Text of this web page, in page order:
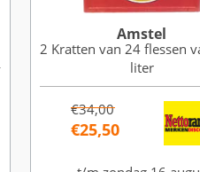
Amstel
2 Kratten van 24 flessen
liter
€34,00
€25,50